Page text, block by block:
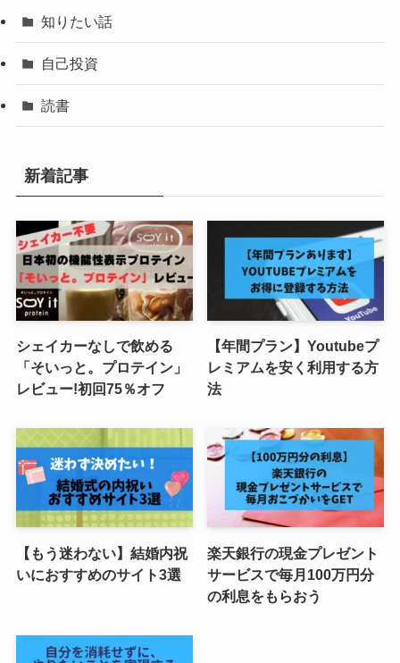
知りたい話
自己投資
読書
新着記事
シェイカーなしで飲める
「そいっと。プロテイン」
レビュー!初回75％オフ
【年間プラン】Youtubeプ
レミアムを安く利用する方
法
【もう迷わない】結婚内祝
いにおすすめのサイト3選
楽天銀行の現金プレゼント
サービスで毎月100万円分
の利息をもらおう